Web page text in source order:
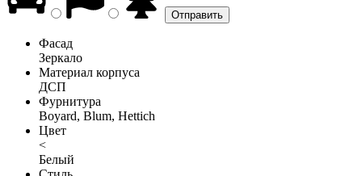
Фасад
Зеркало
Материал корпуса
ДСП
Фурнитура
Boyard, Blum, Hettich
Цвет
<
Белый